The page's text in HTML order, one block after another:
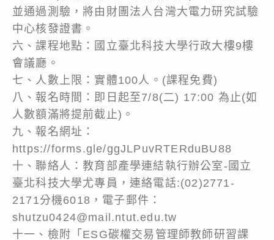
並通過測驗，將由財團法人台灣大電力研究試驗
中心核發證書。
六、課程地點：國立臺北科技大學行政大樓9樓
會議廳。
七、人數上限：實體100人。(課程免費)
八、報名時間：即日起至7/8(二) 17:00 為止(如
人數額滿將提前截止)。
九、報名網址：
https://forms.gle/ggJLPuvRTERduBU88
十、聯絡人：教育部產學連結執行辦公室-國立
臺北科技大學尤專員，連絡電話:(02)2771-
2171分機6018，電子郵件：
shutzu0424@mail.ntut.edu.tw
十一、檢附「ESG碳權交易管理師教師研習課